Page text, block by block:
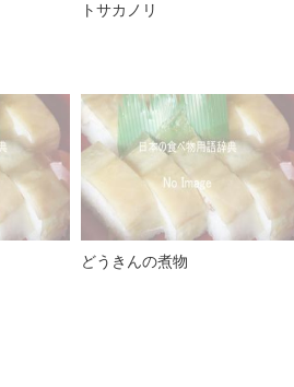
トサカノリ
どうきんの煮物